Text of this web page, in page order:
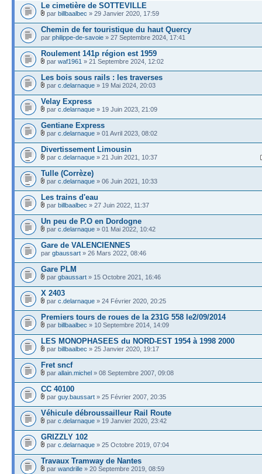
Le cimetière de SOTTEVILLE
par billbaalbec » 29 Janvier 2020, 17:59
Chemin de fer touristique du haut Quercy
par philippe-de-savoie » 27 Septembre 2024, 17:41
Roulement 141p région est 1959
par waf1961 » 21 Septembre 2024, 12:02
Les bois sous rails : les traverses
par c.delarnaque » 19 Mai 2024, 20:03
Velay Express
par c.delarnaque » 19 Juin 2023, 21:09
Gentiane Express
par c.delarnaque » 01 Avril 2023, 08:02
Divertissement Limousin
par c.delarnaque » 21 Juin 2021, 10:37
Tulle (Corrèze)
par c.delarnaque » 06 Juin 2021, 10:33
Les trains d'eau
par billbaalbec » 27 Juin 2022, 11:37
Un peu de P.O en Dordogne
par c.delarnaque » 01 Mai 2022, 10:42
Gare de VALENCIENNES
par gbaussart » 26 Mars 2022, 08:46
Gare PLM
par gbaussart » 15 Octobre 2021, 16:46
X 2403
par c.delarnaque » 24 Février 2020, 20:25
Premiers tours de roues de la 231G 558 le2/09/2014
par billbaalbec » 10 Septembre 2014, 14:09
LES MONOPHASEES du NORD-EST 1954 à 1998 2000
par billbaalbec » 25 Janvier 2020, 19:17
Fret sncf
par allain.michel » 08 Septembre 2007, 09:08
CC 40100
par guy.baussart » 25 Février 2007, 20:35
Véhicule débroussailleur Rail Route
par c.delarnaque » 19 Janvier 2020, 23:42
GRIZZLY 102
par c.delarnaque » 25 Octobre 2019, 07:04
Travaux Tramway de Nantes
par wandrille » 20 Septembre 2019, 08:59